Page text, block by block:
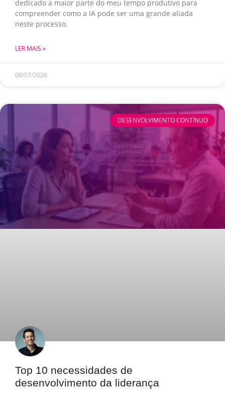
dedicado a maior parte do meu tempo produtivo para
compreender como a IA pode ser uma grande aliada
neste processo.
LER MAIS »
08/07/2026
DESENVOLVIMENTO CONTÍNUO
Top 10 necessidades de
desenvolvimento da liderança